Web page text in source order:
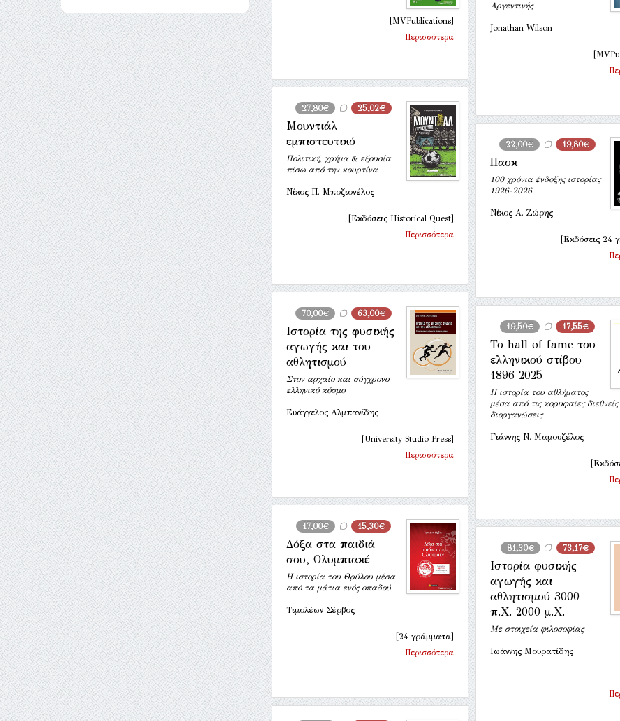
[MVPublications]
Περισσότερα
Αργεντινής
Jonathan Wilson
27,80€ 25,02€
Μουντιάλ
εμπιστευτικό
Πολιτική, χρήμα & εξουσία
πίσω από την κουρτίνα
Νίκος Π. Μποζιονέλος
[Εκδόσεις Historical Quest]
Περισσότερα
22,00€ 19,80€
Παοκ
100 χρόνια ένδοξης ιστορίας
1926-2026
Νίκος Α. Ζώρης
[Εκδόσεις 24
70,00€ 63,00€
Ιστορία της φυσικής
αγωγής και του
αθλητισμού
Στον αρχαίο και σύγχρονο
ελληνικό κόσμο
Ευάγγελος Αλμπανίδης
[University Studio Press]
Περισσότερα
19,50€ 17,55€
Το hall of fame του
ελληνικού στίβου
1896 2025
Η ιστορία του αθλήματος
μέσα από τις κορυφαίες διεθνείς
διοργανώσεις
Γιάννης Ν. Μαμουζέλος
17,00€ 15,30€
Δόξα στα παιδιά
σου, Ολυμπιακέ
Η ιστορία του Θρύλου μέσα
από τα μάτια ενός οπαδού
Τιμολέων Σέρβος
[24 γράμματα]
Περισσότερα
81,30€ 73,17€
Ιστορία φυσικής
αγωγής και
αθλητισμού 3000
π.Χ. 2000 μ.Χ.
Με στοιχεία φιλοσοφίας
Ιωάννης Μουρατίδης